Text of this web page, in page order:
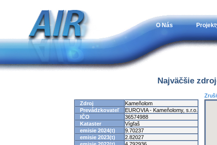
O Nás
Najväčšie
Zdroj
Kameňolom
Prevádzkovateľ
EUROVIA - Kameňolomy, s.r.o.
IČO
36574988
Kataster
Vígľaš
emisie 2024(t)
9.70237
emisie 2023(t)
2.82027